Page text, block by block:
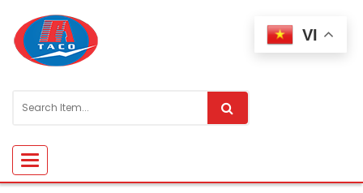
Toggle
navigation
VI